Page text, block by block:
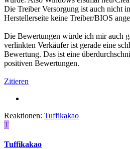
Die Treiber Versorgung ist auch nicht
Herstellerseite keine Treiber/BIOS
Die Bewertungen würde ich mir auch
verlinkten Verkäufer ist gerade eine
Bewertung. Das ist eine
positiven Bewertungen.
Zitieren
Reaktionen: Tuffikakao
T
Tuffikakao